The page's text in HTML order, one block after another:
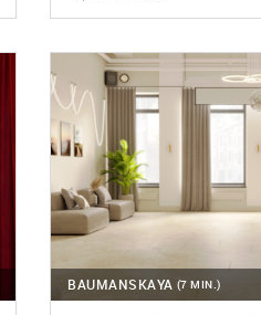
(7 MIN.)
BAUMANSKAYA